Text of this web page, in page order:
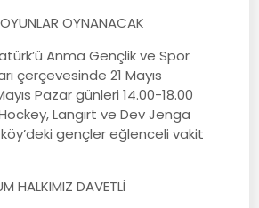
OYNANACAK
Anma Gençlik ve Spor
çerçevesinde 21 Mayıs
Pazar günleri 14.00-18.00
Langırt ve Dev Jenga
gençler eğlenceli vakit
HALKIMIZ DAVETLİ